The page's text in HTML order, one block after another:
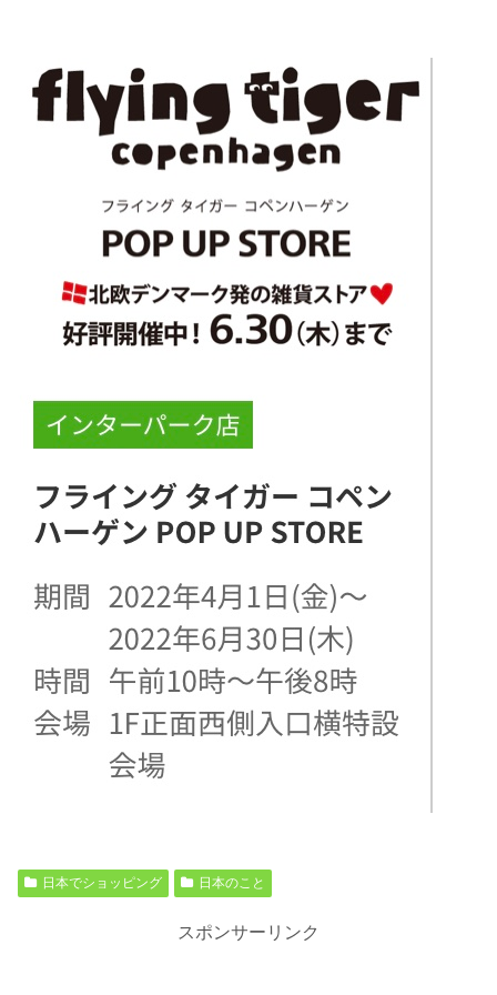
日本でショッピング 日本のこと
スポンサーリンク